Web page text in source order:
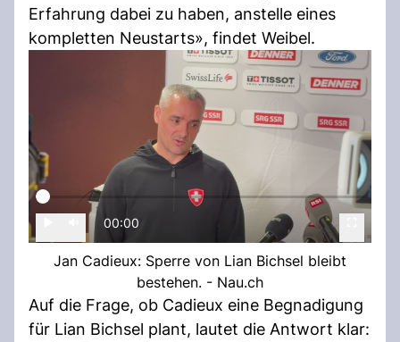
Erfahrung dabei zu haben, anstelle eines
kompletten Neustarts», findet Weibel.
00:00
Jan Cadieux: Sperre von Lian Bichsel bleibt
bestehen. - Nau.ch
Auf die Frage, ob Cadieux eine Begnadigung
für Lian Bichsel plant, lautet die Antwort klar: